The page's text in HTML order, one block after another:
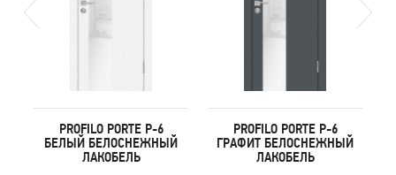
PROFILO PORTE P-6
БЕЛЫЙ БЕЛОСНЕЖНЫЙ
ЛАКОБЕЛЬ
PROFILO PORTE P-6
ГРАФИТ БЕЛОСНЕЖНЫЙ
ЛАКОБЕЛЬ